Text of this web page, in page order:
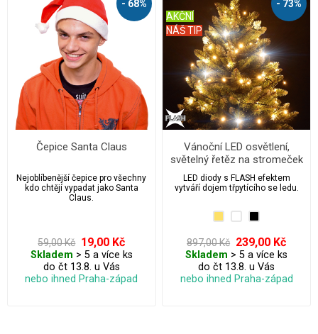
- 68%
Čepice Santa Claus
Nejoblíbenější čepice pro všechny
kdo chtějí vypadat jako Santa
Claus.
59,00 Kč 19,00 Kč
Skladem > 5 a více ks
do čt 13.8. u Vás
nebo ihned Praha-západ
- 73%
NÁŠ TIP
AKČNÍ
Vánoční LED osvětlení,
světelný řetěz na stromeček
100 ks/10 m s FLASH
LED diody s FLASH efektem
vytváří dojem třpytícího se ledu.
897,00 Kč 239,00 Kč
Skladem > 5 a více ks
do čt 13.8. u Vás
nebo ihned Praha-západ